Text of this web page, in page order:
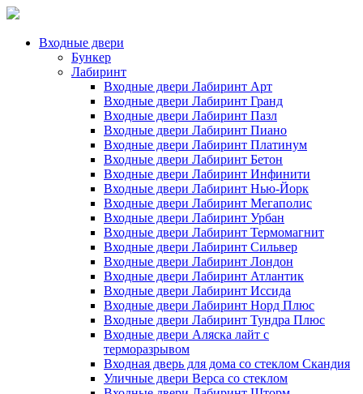
Входные двери
Бункер
Лабиринт
Входные двери Лабиринт Арт
Входные двери Лабиринт Гранд
Входные двери Лабиринт Пазл
Входные двери Лабиринт Пиано
Входные двери Лабиринт Платинум
Входные двери Лабиринт Бетон
Входные двери Лабиринт Инфинити
Входные двери Лабиринт Нью-Йорк
Входные двери Лабиринт Мегаполис
Входные двери Лабиринт Урбан
Входные двери Лабиринт Термомагнит
Входные двери Лабиринт Сильвер
Входные двери Лабиринт Лондон
Входные двери Лабиринт Атлантик
Входные двери Лабиринт Иссида
Входные двери Лабиринт Норд Плюс
Входные двери Лабиринт Тундра Плюс
Входные двери Аляска лайт с
терморазрывом
Входная дверь для дома со стеклом Скандия
Уличные двери Верса со стеклом